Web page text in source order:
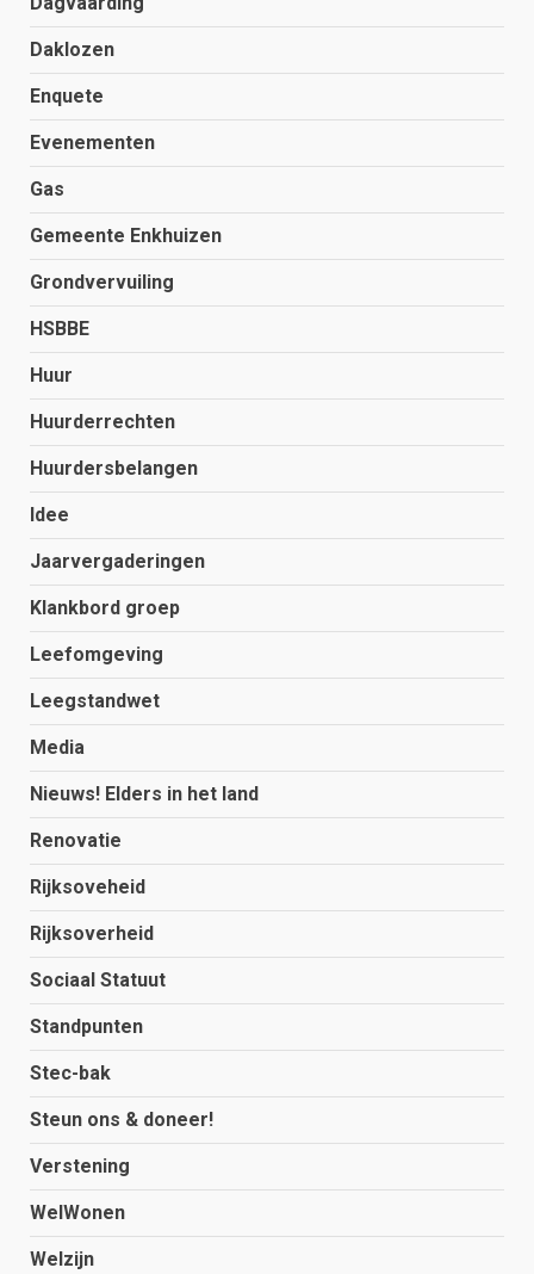
Daklozen
Enquete
Evenementen
Gas
Gemeente Enkhuizen
Grondvervuiling
HSBBE
Huur
Huurderrechten
Huurdersbelangen
Idee
Jaarvergaderingen
Klankbord groep
Leefomgeving
Leegstandwet
Media
Nieuws! Elders in het land
Renovatie
Rijksoveheid
Rijksoverheid
Sociaal Statuut
Standpunten
Stec-bak
Steun ons & doneer!
Verstening
WelWonen
Welzijn